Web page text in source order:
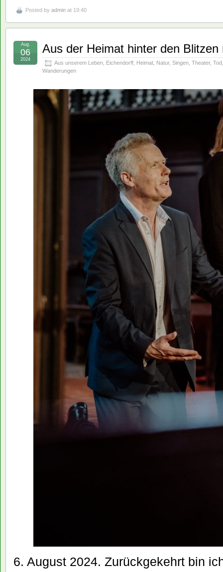
Posted by admin at 19:40
Aus der Heimat hinter den Blitzen
Aus unserem Leben Eichendorff Heimat Natur, Singen Theater, Tod
Wanderungen
Aug.
06
2024
6. August 2024. Zurückgekehrt bin